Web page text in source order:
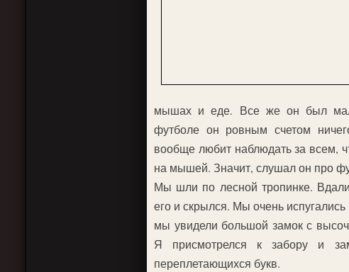
мышах и еде. Все же он был
футболе он ровным счетом
вообще любит наблюдать за всем,
на мышей. Значит, слушал он про
Мы шли по лесной тропинке.
его и скрылся. Мы очень
мы увидели большой замок с
Я присмотрелся к забору и
переплетающихся букв.